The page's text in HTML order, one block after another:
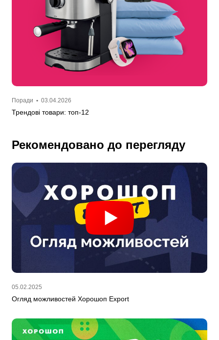
Поради • 03.04.2026
Трендові товари: топ-12
Рекомендовано до перегляду
05.02.2025
Огляд можливостей Хорошоп Export